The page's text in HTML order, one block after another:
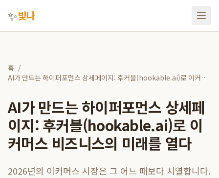
✨빛나
홈 /
AI가 만드는 하이퍼포먼스 상세페이지: 후커블(hookable.ai)로 이커머
AI가 만드는 하이퍼포먼스 상세페
이지: 후커블(hookable.ai)로 이
커머스 비즈니스의 미래를 열다
2026년의 이커머스 시장은 그 어느 때보다 치열합니다.